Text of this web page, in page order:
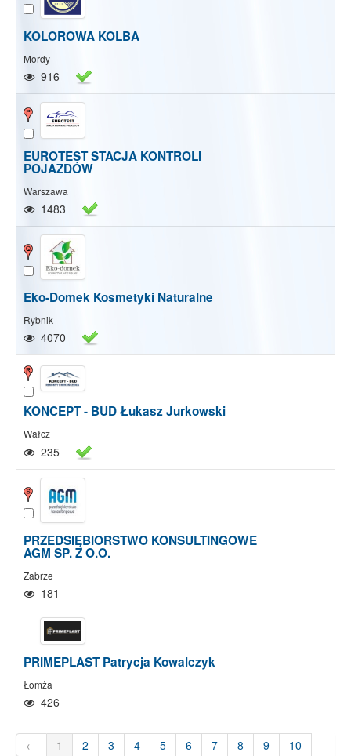
KOLOROWA KOLBA
Mordy
916
EUROTEST STACJA KONTROLI
POJAZDÓW
Warszawa
1483
Eko-Domek Kosmetyki Naturalne
Rybnik
4070
KONCEPT - BUD Łukasz Jurkowski
Wałcz
235
PRZEDSIĘBIORSTWO KONSULTINGOWE
AGM SP. Z O.O.
Zabrze
181
PRIMEPLAST Patrycja Kowalczyk
Łomża
426
← 1 2 3 4 5 6 7 8 9 10